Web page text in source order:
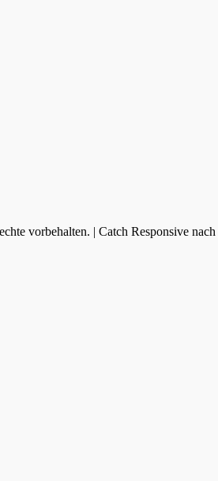
vorbehalten. | Catch Responsive nach